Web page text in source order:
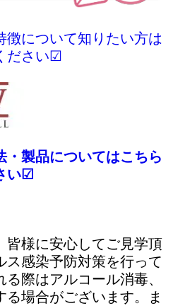
徴について知りたい方は
ださい☑
・製品についてはこちら
い☑
皆様に安心してご見学頂
ス感染予防対策を行って
際はアルコール消毒、
場合がございます。ま